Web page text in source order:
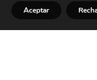
BLOG
Aceptar